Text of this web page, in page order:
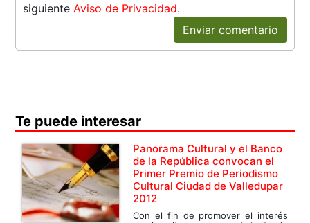
siguienteAviso de Privacidad.
Enviar comentario
Te puede interesar
Panorama Cultural y el Banco
de la República convocan el
Primer Premio de Periodismo
Cultural Ciudad de Valledupar
2012
Con el fin de promover el interés